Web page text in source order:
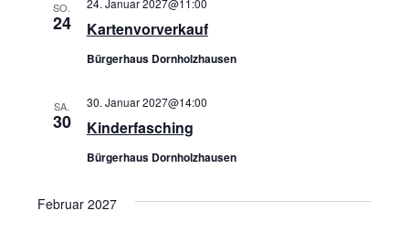
SO.
24 Kartenvorverkauf
Bürgerhaus Dornholzhausen
SA.
30 Kinderfasching
30. Januar 2027@14:00
Bürgerhaus Dornholzhausen
Februar 2027